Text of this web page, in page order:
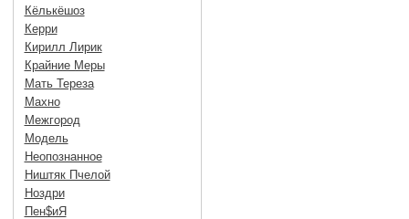
Кёлькёшоз
Керри
Кирилл Лирик
Крайние Меры
Мать Тереза
Махно
Межгород
Модель
Неопознанное
Ништяк Пчелой
Ноздри
Пен$иЯ